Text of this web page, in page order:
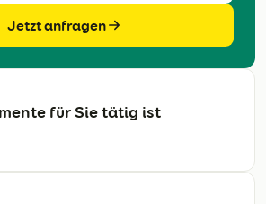
Jetzt anfragen
für Sie tätig ist